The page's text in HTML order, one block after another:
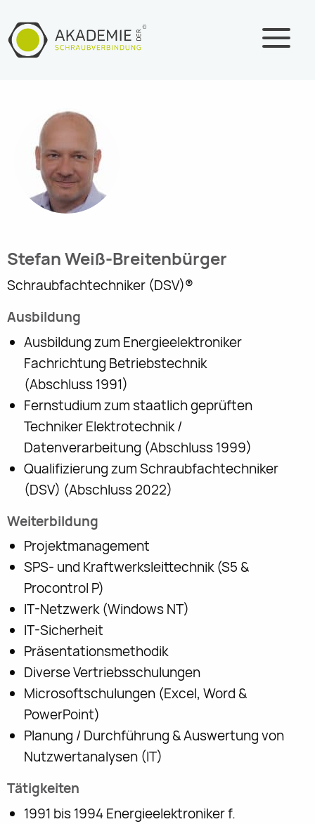
Inhalt
springen
Stefan Weiß-Breitenbürger
Schraubfachtechniker (DSV)®
Ausbildung
Ausbildung zum Energieelektroniker
Fachrichtung Betriebstechnik
(Abschluss 1991)
Fernstudium zum staatlich geprüften
Techniker Elektrotechnik /
Datenverarbeitung (Abschluss 1999)
Qualifizierung zum Schraubfachtechniker
(DSV) (Abschluss 2022)
Weiterbildung
Projektmanagement
SPS- und Kraftwerksleittechnik (S5 &
Procontrol P)
IT-Netzwerk (Windows NT)
IT-Sicherheit
Präsentationsmethodik
Diverse Vertriebsschulungen
Microsoftschulungen (Excel, Word &
PowerPoint)
Planung / Durchführung & Auswertung von
Nutzwertanalysen (IT)
Tätigkeiten
1991 bis 1994 Energieelektroniker f.